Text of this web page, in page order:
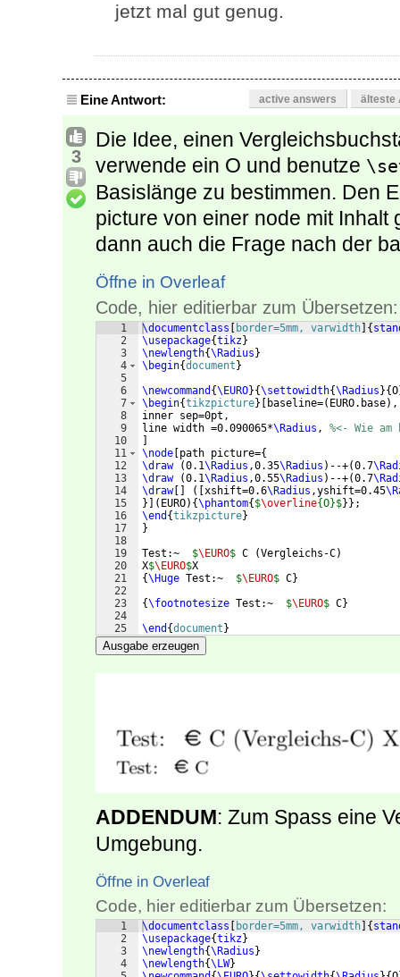
jetzt mal gut genug.
Eine Antwort: active answers älteste
3
Die Idee, einen
verwende ein O und benutze
Basislänge zu bestimmen. Den
picture von einer node mit Inhalt
dann auch die Frage nach der
Öffne in Overleaf
Code, hier editierbar zum Übersetzen:
1
2
3
4
5
6
7
8
9
10
11
12
13
14
15
16
17
18
19
20
21
22
23
24
25
\documentclass border=5mm, varwidth {
\usepackage{tikz}
\newlength{\Radius }
\begin{document }
\newcommand {\EURO}{\settowidth{\Radius }{O
\begin{tikzpicture} baseline=( EURO.base)
inner sep=0pt,
line width =0.090065*\Radius , %<- Wie
\node path picture={
\draw
(0.1\Radius ,0.35\Radius ) --+(0.7
\draw
(0.1\Radius ,0.55\Radius ) --+(0.7
\draw[ ([ xshift=0.6\Radius ,yshift=0.45
}]
( EURO) {\phantom{ $\overline{O}$}} ;
\end {tikzpicture}
}
Test:~ $\EURO$ C (Vergleichs-C)
X$\EURO$X
{\Huge Test:~ $\EURO$ C}
{\footnotesize Test:~ $\EURO$ C}
\end {document }
Ausgabe erzeugen
ADDENDUM: Zum Spass eine
Umgebung.
Öffne in Overleaf
Code, hier editierbar zum Übersetzen:
1
2
3
4
\documentclass border=5mm, varwidth {
\usepackage{tikz}
\newlength{\Radius }
\newlength{\LW}